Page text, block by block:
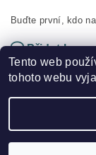
Buďte první, kdo
Přidat
2026 ©
Tento web
tohoto webu